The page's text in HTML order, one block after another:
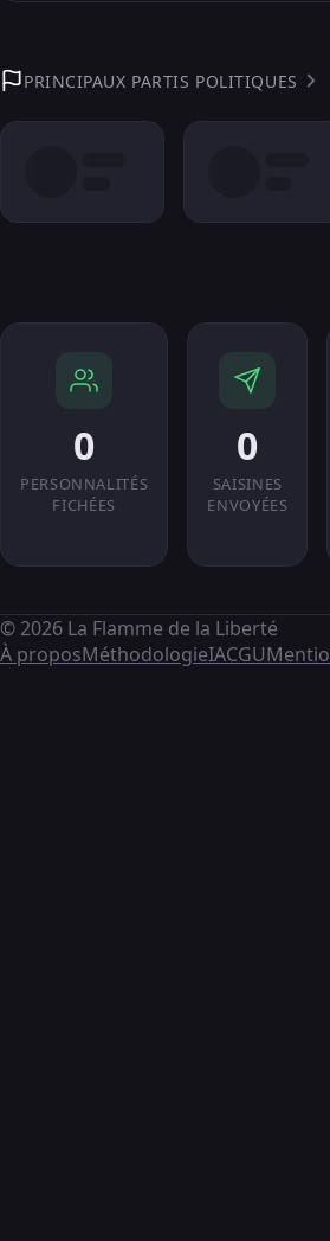
PRINCIPAUX PARTIS POLITIQUES
0
PERSONNALITÉS
FICHÉES
0
SAISINES
ENVOYÉES
© 2026 La Flamme de la Liberté
À proposMéthodologieIACGU